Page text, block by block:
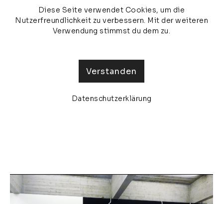
MENU
veronika olma
Diese Seite verwendet Cookies, um die
Nutzerfreundlichkeit zu verbessern. Mit der weiteren
Verwendung stimmst du dem zu.
Verstanden
Datenschutzerklärung